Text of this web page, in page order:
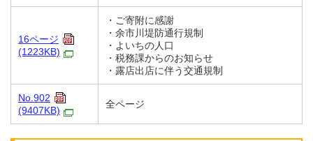
16ページ
(1223KB)
・ご寄附に感謝
・余市川堤防通行規制
・よいちの人口
・税務課からのお知らせ
・露店出店に伴う交通規制
No.902
(9407KB)
全ページ